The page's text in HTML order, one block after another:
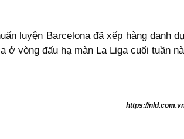
luyện Barcelona đã xếp hàng danh
ở vòng đấu hạ màn La Liga cuối tuần
https://